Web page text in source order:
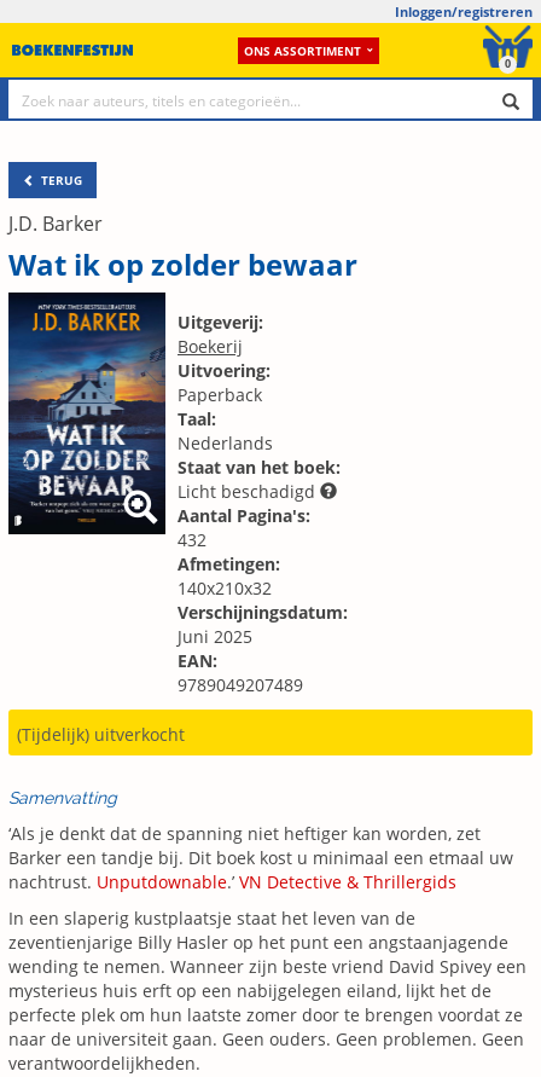
Inloggen/registreren
ONS ASSORTIMENT
0
TERUG
J.D. Barker
Wat ik op zolder bewaar
Uitgeverij:
Boekerij
Uitvoering:
Paperback
Taal:
Nederlands
Staat van het boek:
Licht beschadigd
Aantal Pagina's:
432
Afmetingen:
140x210x32
Verschijningsdatum:
Juni 2025
EAN:
9789049207489
(Tijdelijk) uitverkocht
Samenvatting
‘Als je denkt dat de spanning niet heftiger kan worden, zet
Barker een tandje bij. Dit boek kost u minimaal een etmaal uw
nachtrust. Unputdownable.’ VN Detective & Thrillergids
In een slaperig kustplaatsje staat het leven van de
zeventienjarige Billy Hasler op het punt een angstaanjagende
wending te nemen. Wanneer zijn beste vriend David Spivey een
mysterieus huis erft op een nabijgelegen eiland, lijkt het de
perfecte plek om hun laatste zomer door te brengen voordat ze
naar de universiteit gaan. Geen ouders. Geen problemen. Geen
verantwoordelijkheden.